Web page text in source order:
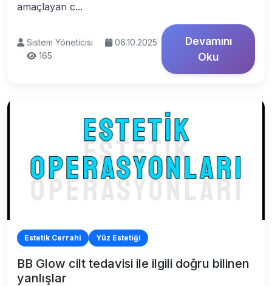
amaçlayan c...
Sistem Yöneticisi
06.10.2025
165
Devamını
Oku
Estetik Cerrahi Yüz Estetiği
BB Glow cilt tedavisi ile ilgili doğru bilinen
yanlışlar